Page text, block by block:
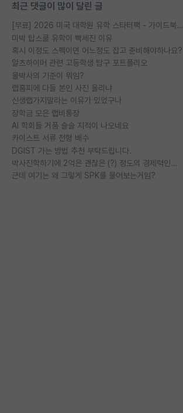
최근 댓글이 많이 달린 글
[무료] 2026 미국 대학원 유학 스타터팩 - 가이드북 & 합격자 컨택메일 템플릿
미박 탑스쿨 유학이 빡세진 이유
혹시 이정도 스펙이면 어느정도 잡고 준비해야하나요?
알츠하이머 관련 고등학생 탐구 포트폴리오
물박사의 기준이 뭐임?
랩홈피에 다들 본인 사진 올리냐
신생랩가지말라는 이유가 있었구나
장학금 모은 랩비통장
AI 학회들 거품 슬슬 지적이 나오네요
카이스트 서류 전형 배수
DGIST 가는 방법 추천 부탁드립니다.
박사진학하기에 2억은 괜찮은 (?) 정도의 경제력인가요
근데 여기는 왜 그렇게 SPK를 물어보는거임?